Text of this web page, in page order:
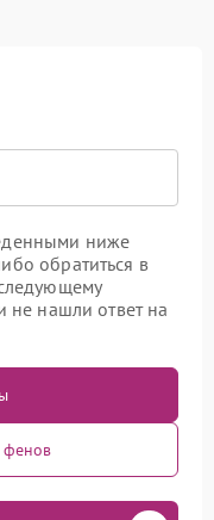
ниже
обратиться в
не нашли ответ на
фенов